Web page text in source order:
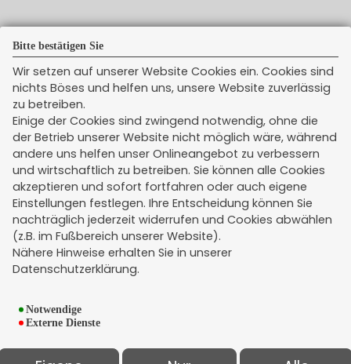
Bitte bestätigen Sie
Wir setzen auf unserer Website Cookies ein. Cookies sind
nichts Böses und helfen uns, unsere Website zuverlässig
zu betreiben.
Einige der Cookies sind zwingend notwendig, ohne die
der Betrieb unserer Website nicht möglich wäre, während
andere uns helfen unser Onlineangebot zu verbessern
und wirtschaftlich zu betreiben. Sie können alle Cookies
akzeptieren und sofort fortfahren oder auch eigene
Einstellungen festlegen. Ihre Entscheidung können Sie
nachträglich jederzeit widerrufen und Cookies abwählen
(z.B. im Fußbereich unserer Website).
Nähere Hinweise erhalten Sie in unserer
Datenschutzerklärung.
Notwendige
Externe Dienste
Newsticker
Rechtliches
Impressum
Erstinformation
Widerruf
Kündigung